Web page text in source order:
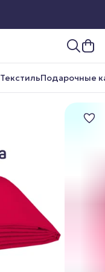
ТекстильПодарочные